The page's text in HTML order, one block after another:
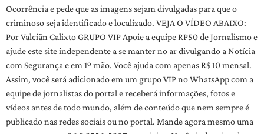
Ocorrência e pede que as imagens sejam divulgadas para que o
criminoso seja identificado e localizado. VEJA O VÍDEO ABAIXO:
Por Valciãn Calixto GRUPO VIP Apoie a equipe RP50 de Jornalismo e
ajude este site independente a se manter no ar divulgando a Notícia
com Segurança e em 1º mão. Você ajuda com apenas R$ 10 mensal.
Assim, você será adicionado em um grupo VIP no WhatsApp com a
equipe de jornalistas do portal e receberá informações, fotos e
vídeos antes de todo mundo, além de conteúdo que nem sempre é
publicado nas redes sociais ou no portal. Mande agora mesmo uma